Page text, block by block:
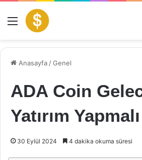
Menü
Anasayfa /Genel
ADA Coin
Yatırım
30 Eylül 2024 4 dakika okuma süresi